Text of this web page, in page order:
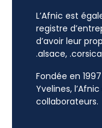
L’Afnic est
registre
d’avoir leur
.alsace,
Fondée en
Yvelines,
collaborateurs.